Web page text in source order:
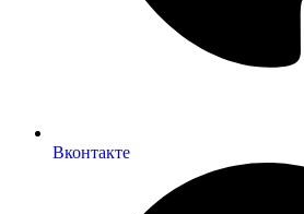
Вконтакте